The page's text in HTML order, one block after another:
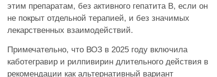
этим препаратам, без активного гепатита B, если он
не покрыт отдельной терапией, и без значимых
лекарственных взаимодействий.
Примечательно, что ВОЗ в 2025 году включила
каботегравир и рилпивирин длительного действия в
рекомендации как альтернативный вариант